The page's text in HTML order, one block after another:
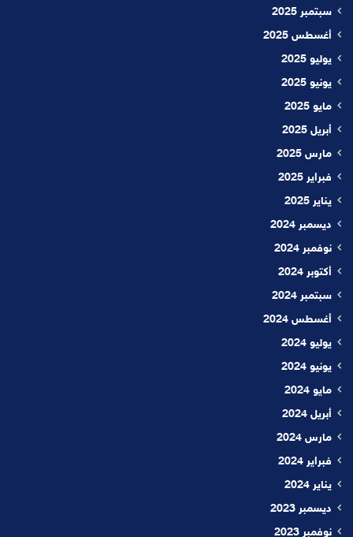
سبتمبر 2025
أغسطس 2025
يوليو 2025
يونيو 2025
مايو 2025
أبريل 2025
مارس 2025
فبراير 2025
يناير 2025
ديسمبر 2024
نوفمبر 2024
أكتوبر 2024
سبتمبر 2024
أغسطس 2024
يوليو 2024
يونيو 2024
مايو 2024
أبريل 2024
مارس 2024
فبراير 2024
يناير 2024
ديسمبر 2023
نوفمبر 2023